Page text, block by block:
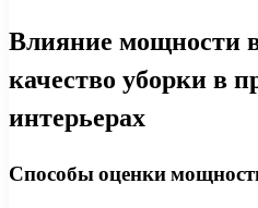
Влияние мощности
качество уборки в
интерьерах
Способы оценки